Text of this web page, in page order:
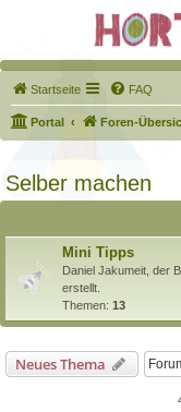
Startseite FAQ
Portal Foren-
Selber machen
Mini Tipps
Daniel Jakumeit, der
erstellt.
Themen: 13
Neues Thema